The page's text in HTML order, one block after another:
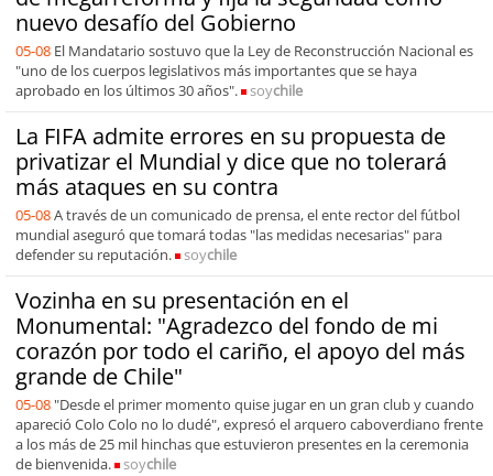
nuevo desafío del Gobierno
05-08 El Mandatario sostuvo que la Ley de Reconstrucción Nacional es
"uno de los cuerpos legislativos más importantes que se haya
aprobado en los últimos 30 años".
soychile
La FIFA admite errores en su propuesta de
privatizar el Mundial y dice que no tolerará
más ataques en su contra
05-08A través de un comunicado de prensa, el ente rector del fútbol
mundial aseguró que tomará todas "las medidas necesarias" para
defender su reputación.
soychile
Vozinha en su presentación en el
Monumental: "Agradezco del fondo de mi
corazón por todo el cariño, el apoyo del más
grande de Chile"
05-08 "Desde el primer momento quise jugar en un gran club y cuando
apareció Colo Colo no lo dudé", expresó el arquero caboverdiano frente
a los más de 25 mil hinchas que estuvieron presentes en la ceremonia
de bienvenida.
soychile